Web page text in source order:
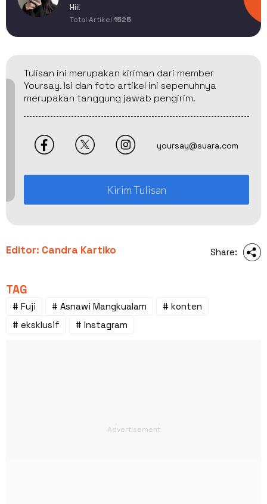
Hii!
Total Artikel 1525
Tulisan ini merupakan kiriman dari member
Yoursay. Isi dan foto artikel ini sepenuhnya
merupakan tanggung jawab pengirim.
yoursay@suara.com
Kirim Tulisan
Editor: Candra Kartiko Share:
TAG
# Fuji # Asnawi Mangkualam
# konten
# eksklusif
# Instagram